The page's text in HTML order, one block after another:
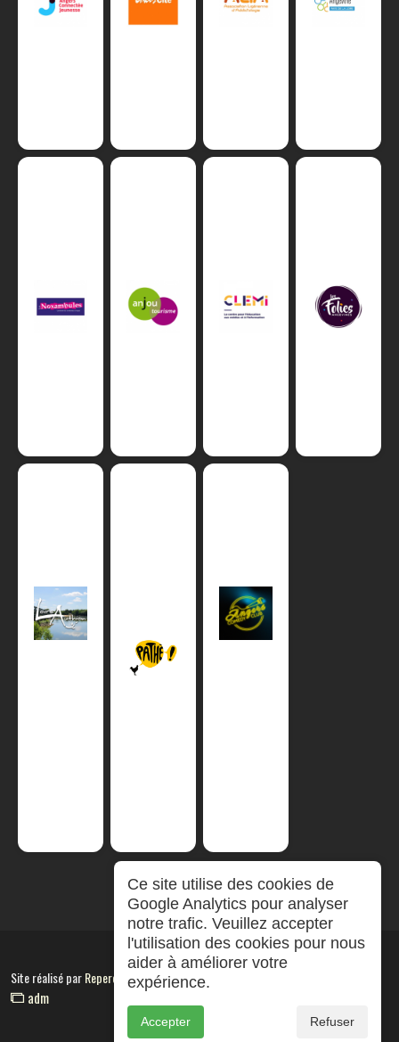
Site réalisé parRepereCom
adm
Ce site utilise des cookies de
Google Analytics pour analyser
notre trafic. Veuillez accepter
l'utilisation des cookies pour nous
aider à améliorer votre
expérience.
Accepter Refuser